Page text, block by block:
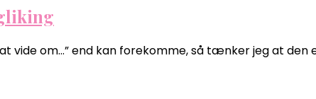
vide om…” end kan forekomme, så tænker jeg at den